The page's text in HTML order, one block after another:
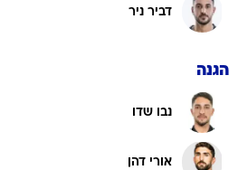
דביר ניר
הגנה
נבו שדו
אורי דהן